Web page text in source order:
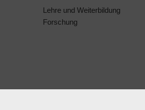
Lehre und Weiterbildung
Forschung